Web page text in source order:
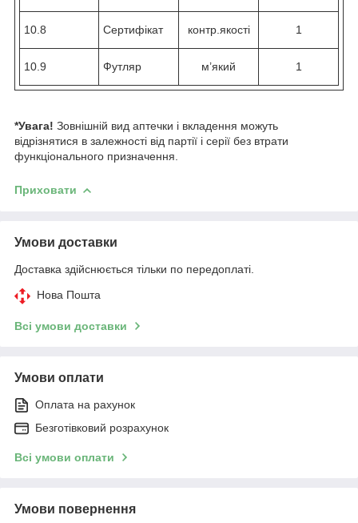
10.8 Сертифікат контр.якості 1
10.9 Футляр м’який 1
*Увага! Зовнішній вид аптечки і вкладення можуть
відрізнятися в залежності від партії і серії без втрати
функціонального призначення.
Приховати
Умови доставки
Доставка здійснюється тільки по передоплаті.
Нова Пошта
Всі умови доставки
Умови оплати
Оплата на рахунок
Безготівковий розрахунок
Всі умови оплати
Умови повернення